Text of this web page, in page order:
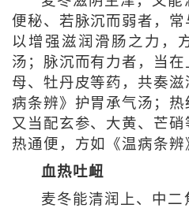
便秘、若脉沉而弱者，常
以增强滋润滑肠之力，
汤；脉沉而有力者，当
母、牡丹皮等药，共奏
病条辨》护胃承气汤；热
又当配玄参、大黄、芒
热通便，方如《温病条辨
血热吐衄
麦冬能清润上、中